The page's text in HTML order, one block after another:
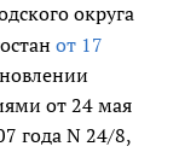
округа
от 17
от 24 мая
года N 24/8,